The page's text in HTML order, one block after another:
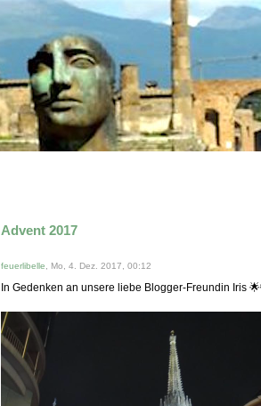
Advent 2017
feuerlibelle , Mo, 4. Dez. 2017, 00:12
In Gedenken an unsere liebe Blogger-Freundin Iris